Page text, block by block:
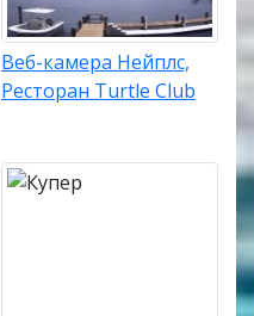
Веб-камера Нейплс,
Ресторан Turtle Club